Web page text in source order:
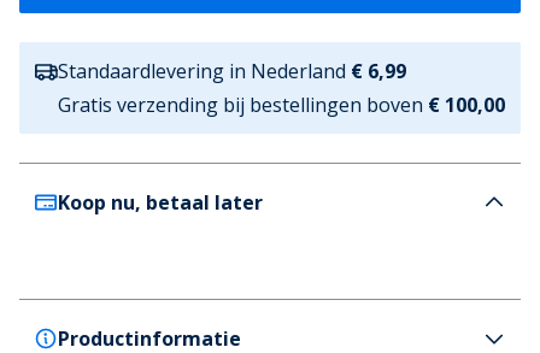
Standaardlevering in Nederland € 6,99
Gratis verzending bij bestellingen boven € 100,00
Koop nu, betaal later
Productinformatie